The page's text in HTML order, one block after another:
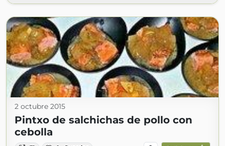
2 octubre 2015
Pintxo de salchichas de pollo con
cebolla